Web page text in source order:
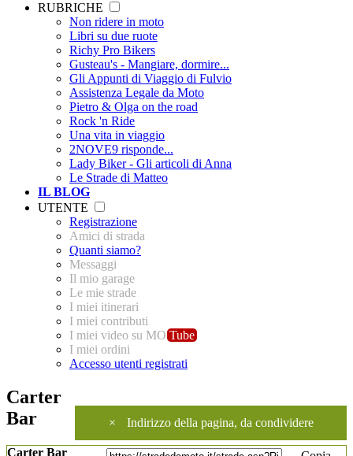
RUBRICHE
Non ridere in moto
Libri su due ruote
Richy Pro Bikers
Gusteau's - Mangiare, dormire...
Gli Appunti di Viaggio di Fulvio
Assistenza Legale da Moto
Pietro & Olga on the road
Rock 'n Ride
Una vita in viaggio
2NOVE9 risponde...
Lady Biker - Gli articoli di Anna
Le Strade di Matteo
IL BLOG
UTENTE
Registrazione
Amici di strada
Quanti siamo?
Messaggi
Il mio garage
Le mie strade
I miei itinerari
I miei contributi
I miei video su MO Tube
I miei ordini
Accesso utenti registrati
× Indirizzo della pagina, da condividere
Carter
Bar
Carter Bar